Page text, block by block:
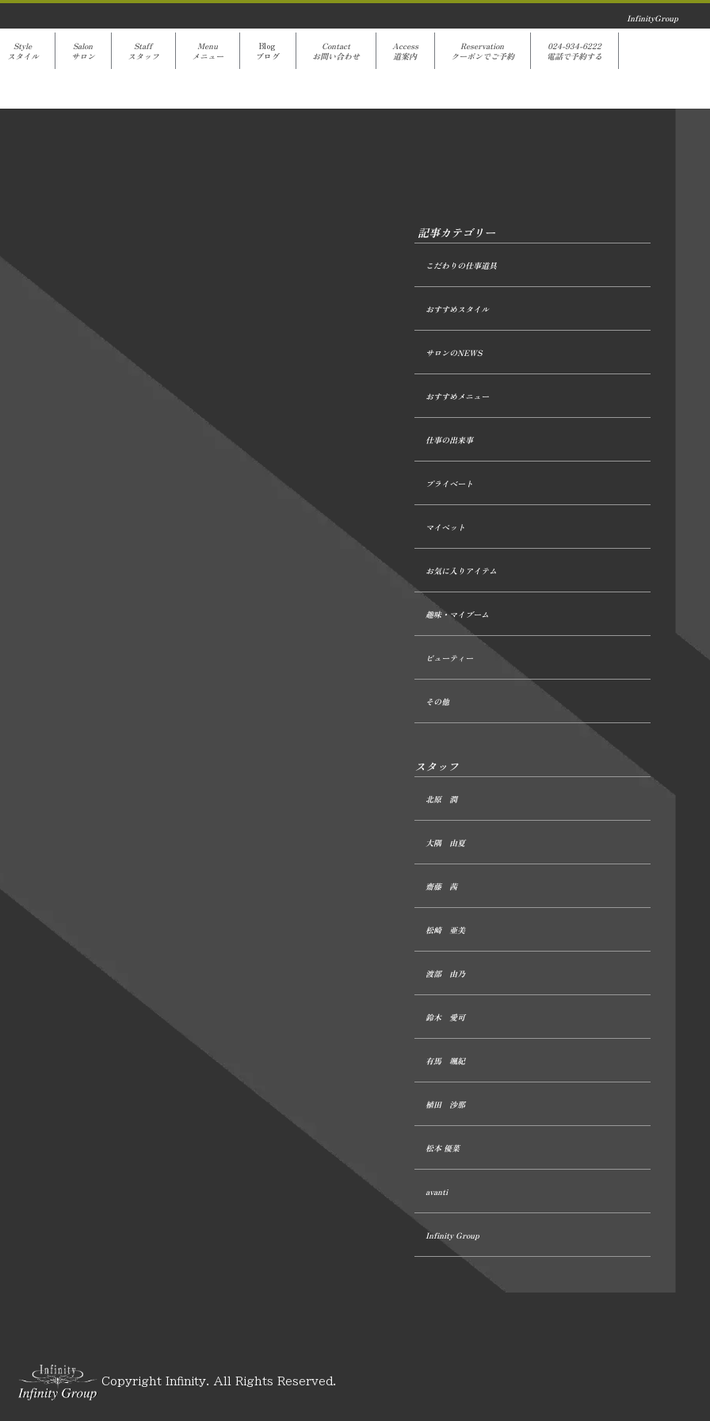
InfinityGroup
Style
スタイル
Salon
サロン
Staff
スタッフ
Menu
メニュー
Blog
ブログ
Contact
お問い合わせ
Access
道案内
Reservation
クーポンでご予約
024-934-6222
電話で予約する
記事カテゴリー
こだわりの仕事道具
おすすめスタイル
サロンのNEWS
おすすめメニュー
仕事の出来事
プライベート
マイペット
お気に入りアイテム
趣味・マイブーム
ビューティー
その他
スタッフ
北原 潤
大隅 由夏
齋藤 茜
松崎 亜美
渡部 由乃
鈴木 愛可
有馬 颯紀
植田 沙那
松本 優菜
avanti
Infinity Group
Copyright Infinity. All Rights Reserved.